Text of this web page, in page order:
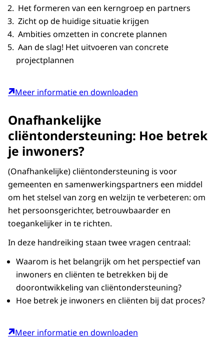
Het formeren van een kerngroep en partners
Zicht op de huidige situatie krijgen
Ambities omzetten in concrete plannen
Aan de slag! Het uitvoeren van concrete
projectplannen
Meer informatie en downloaden
Onafhankelijke
cliëntondersteuning: Hoe betrek
je inwoners?
(Onafhankelijke) cliëntondersteuning is voor
gemeenten en samenwerkingspartners een middel
om het stelsel van zorg en welzijn te verbeteren: om
het persoonsgerichter, betrouwbaarder en
toegankelijker in te richten.
In deze handreiking staan twee vragen centraal:
Waarom is het belangrijk om het perspectief van
inwoners en cliënten te betrekken bij de
doorontwikkeling van cliëntondersteuning?
Hoe betrek je inwoners en cliënten bij dat proces?
Meer informatie en downloaden